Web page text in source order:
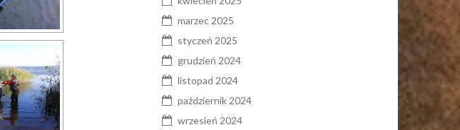
marzec 2025
styczeń 2025
grudzień 2024
listopad 2024
październik 2024
wrzesień 2024